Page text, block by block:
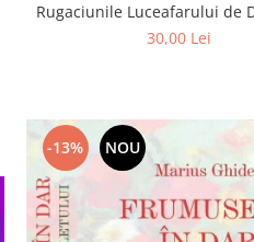
Rugaciunile Luceafarului de
30,00 Lei
-13% NOU